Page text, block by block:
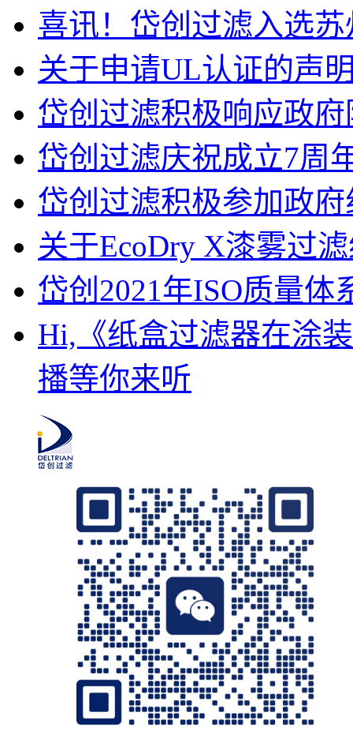
喜讯！岱创过滤入选
关于申请UL认证的声
岱创过滤积极响应政
岱创过滤庆祝成立7周
岱创过滤积极参加政
关于EcoDry X漆雾过
岱创2021年ISO质量
Hi,《纸盒过滤器在涂
播等你来听